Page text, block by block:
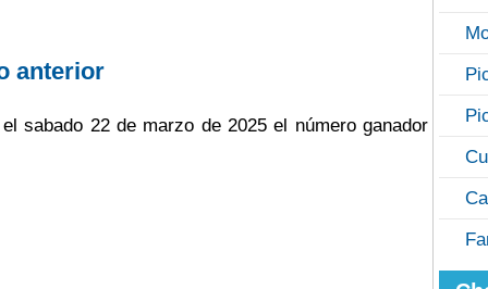
anterior
sabado 22 de marzo de 2025 el número ganador